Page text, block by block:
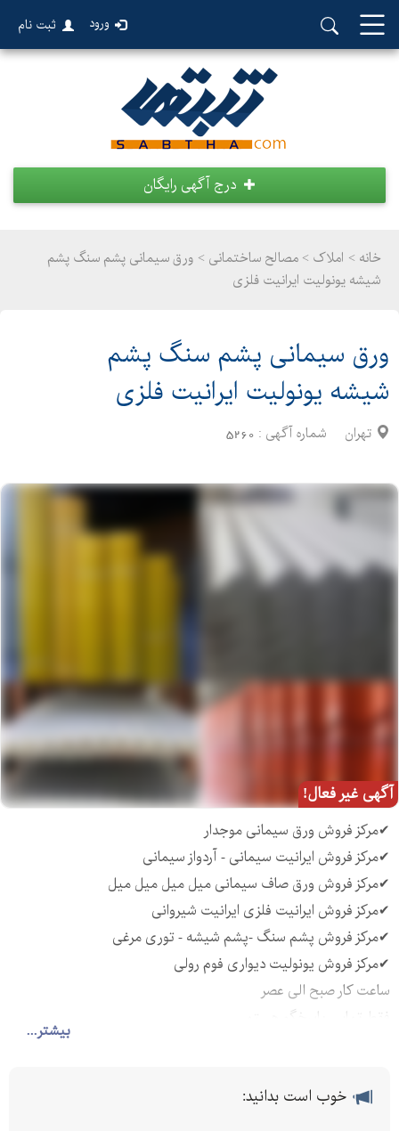
ورود ثبت نام
درج آگهی رایگان
خانه > املاک > مصالح ساختمانی > ورق سیمانی پشم سنگ پشم
شیشه یونولیت ایرانیت فلزی
ورق سیمانی پشم سنگ پشم
شیشه یونولیت ایرانیت فلزی
تهران شماره آگهی : 5260
آگهی غیر فعال!
بیشتر...
✔مرکز فروش ورق سیمانی موجدار
✔مرکز فروش ایرانیت سیمانی - آردواز سیمانی
✔مرکز فروش ورق صاف سیمانی میل میل میل میل
✔مرکز فروش ایرانیت فلزی ایرانیت شیروانی
✔مرکز فروش پشم سنگ -پشم شیشه - توری مرغی
✔مرکز فروش یونولیت دیواری فوم رولی
ساعت کار صبح الی عصر
فقط تماس پاسخگو هستم.
خوب است بدانید: